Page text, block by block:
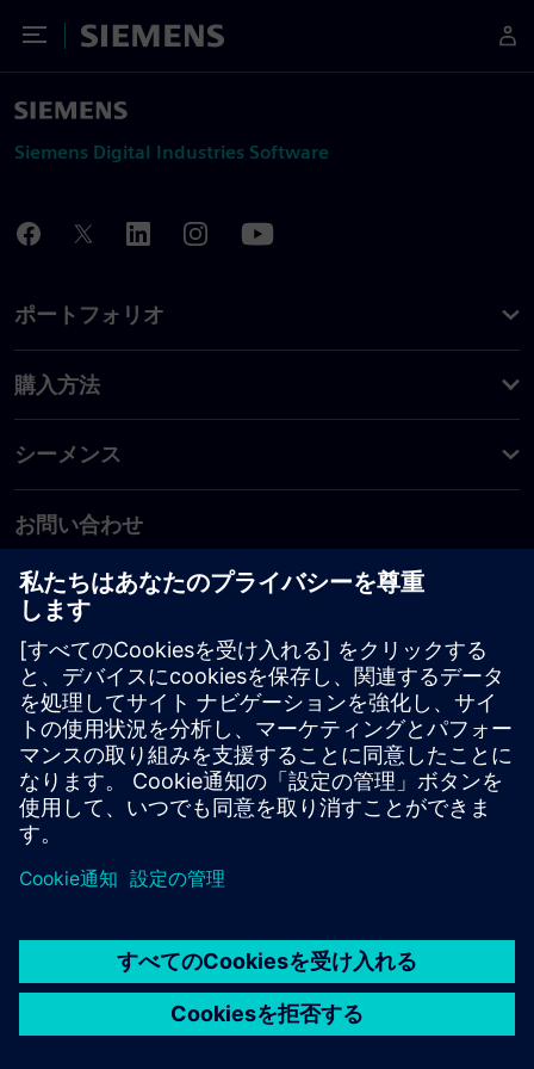
Toggle Menu
Siemens
Siemens Digital Industries Software
ポートフォリオ
購入方法
シーメンス
お問い合わせ
PLM製品のお問い合わせ
EDA製品のお問い合わせ
世界各地の事業拠点
サポート・センター
ご意見・ご要望
違法コピーの連絡先
© Siemens2026
タル・ミレニアム著作権法 (DMCA)
内部通報